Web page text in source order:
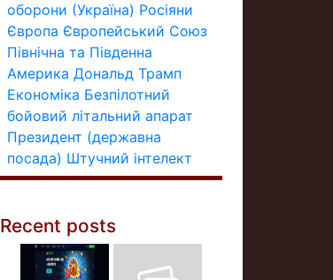
оборони (Україна) Росіяни
Європа Європейський Союз
Північна та Південна
Америка Дональд Трамп
Економіка Безпілотний
бойовий літальний апарат
Президент (державна
посада) Штучний інтелект
Recent posts